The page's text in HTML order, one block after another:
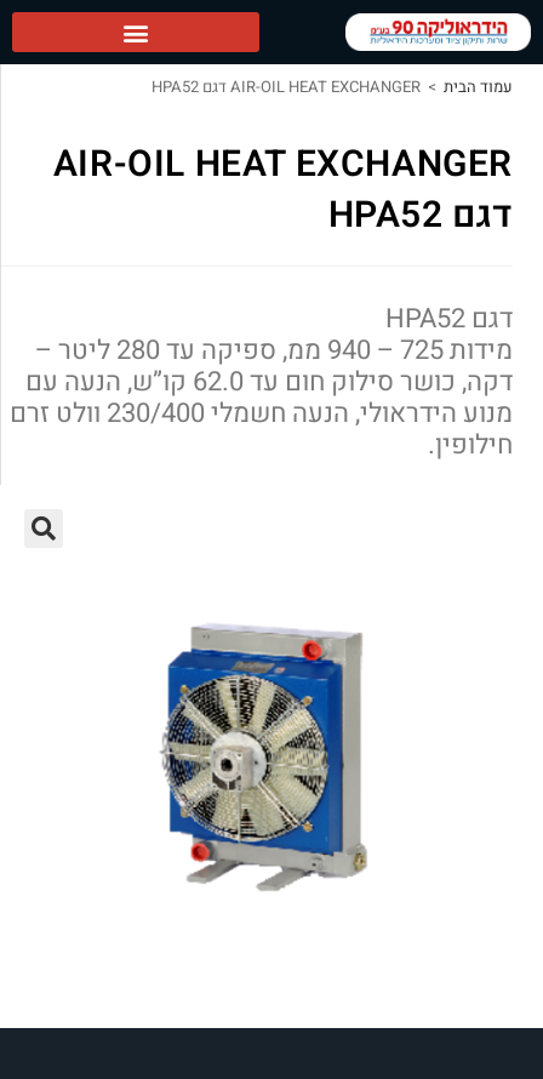
עמוד הבית > AIR-OIL HEAT EXCHANGER דגם HPA52
AIR-OIL HEAT EXCHANGER
דגם HPA52
דגם HPA52
מידות 725 – 940 ממ, ספיקה עד 280 ליטר –
דקה, כושר סילוק חום עד 62.0 קו”ש, הנעה עם
מנוע הידראולי, הנעה חשמלי 230/400 וולט זרם
חילופין.